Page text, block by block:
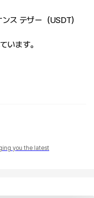
ス テザー（USDT）
います。
you the latest